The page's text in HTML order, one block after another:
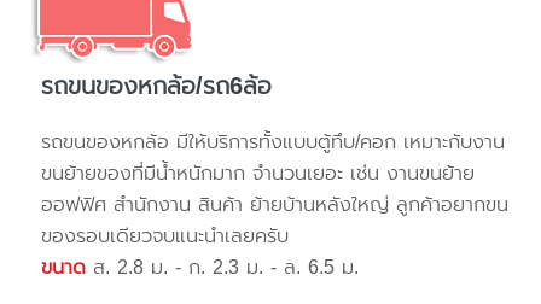
รถขนของหกล้อ/รถ6ล้อ
รถขนของหกล้อ มีให้บริการทั้งแบบตู้ทึบ/คอก เหมาะกับงาน
ขนย้ายของที่มีน้ำหนักมาก จำนวนเยอะ เช่น งานขนย้าย
ออฟฟิศ สำนักงาน สินค้า ย้ายบ้านหลังใหญ่ ลูกค้าอยากขน
ของรอบเดียวจบแนะนำเลยครับ
ขนาด ส. 2.8 ม. - ก. 2.3 ม. - ล. 6.5 ม.